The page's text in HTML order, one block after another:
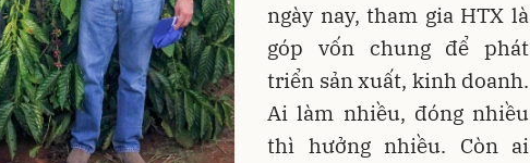
ngày nay, tham gia HTX là
góp vốn chung để phát
triển sản xuất, kinh doanh.
Ai làm nhiều, đóng nhiều
thì hưởng nhiều. Còn ai